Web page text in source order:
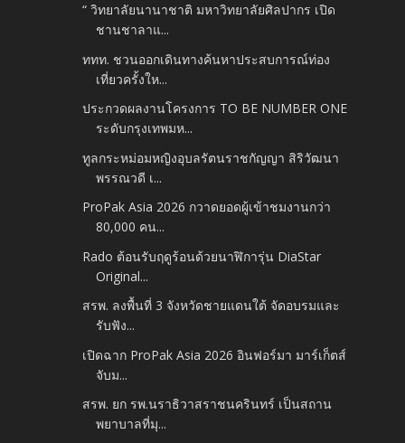
“ วิทยาลัยนานาชาติ มหาวิทยาลัยศิลปากร เปิด
ชานชาลาแ...
ททท. ชวนออกเดินทางค้นหาประสบการณ์ท่อง
เที่ยวครั้งให...
ประกวดผลงานโครงการ TO BE NUMBER ONE
ระดับกรุงเทพมห...
ทูลกระหม่อมหญิงอุบลรัตนราชกัญญา สิริวัฒนา
พรรณวดี เ...
ProPak Asia 2026 กวาดยอดผู้เข้าชมงานกว่า
80,000 คน...
Rado ต้อนรับฤดูร้อนด้วยนาฬิการุ่น DiaStar
Original...
สรพ. ลงพื้นที่ 3 จังหวัดชายแดนใต้ จัดอบรมและ
รับฟัง...
เปิดฉาก ProPak Asia 2026 อินฟอร์มา มาร์เก็ตส์
จับม...
สรพ. ยก รพ.นราธิวาสราชนครินทร์ เป็นสถาน
พยาบาลที่มุ...